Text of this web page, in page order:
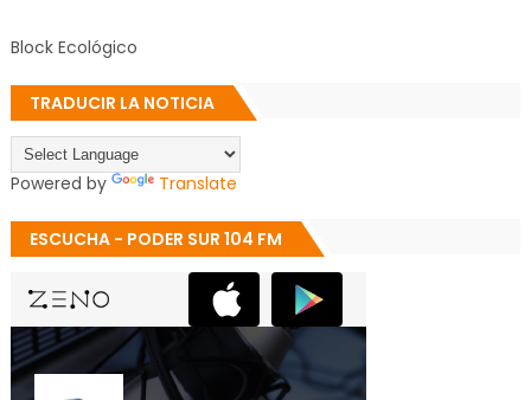
Block Ecológico
TRADUCIR LA NOTICIA
Powered by Translate
ESCUCHA - PODER SUR 104 FM